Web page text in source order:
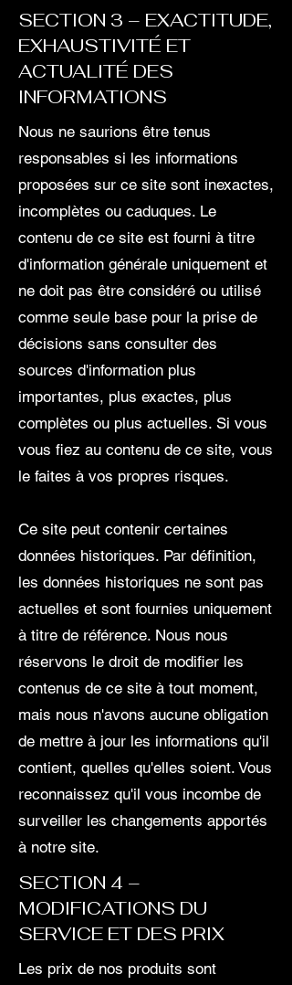
SECTION 3 – EXACTITUDE,
EXHAUSTIVITÉ ET
ACTUALITÉ DES
INFORMATIONS
Nous ne saurions être tenus
responsables si les informations
proposées sur ce site sont inexactes,
incomplètes ou caduques. Le
contenu de ce site est fourni à titre
d'information générale uniquement et
ne doit pas être considéré ou utilisé
comme seule base pour la prise de
décisions sans consulter des
sources d'information plus
importantes, plus exactes, plus
complètes ou plus actuelles. Si vous
vous fiez au contenu de ce site, vous
le faites à vos propres risques.
Ce site peut contenir certaines
données historiques. Par définition,
les données historiques ne sont pas
actuelles et sont fournies uniquement
à titre de référence. Nous nous
réservons le droit de modifier les
contenus de ce site à tout moment,
mais nous n'avons aucune obligation
de mettre à jour les informations qu'il
contient, quelles qu'elles soient. Vous
reconnaissez qu'il vous incombe de
surveiller les changements apportés
à notre site.
SECTION 4 –
MODIFICATIONS DU
SERVICE ET DES PRIX
Les prix de nos produits sont